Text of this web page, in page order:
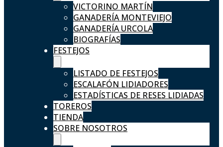
VICTORINO MARTÍN
GANADERÍA MONTEVIEJO
GANADERÍA URCOLA
BIOGRAFÍAS
FESTEJOS
LISTADO DE FESTEJOS
ESCALAFÓN LIDIADORES
ESTADÍSTICAS DE RESES LIDIADAS
TOREROS
TIENDA
SOBRE NOSOTROS